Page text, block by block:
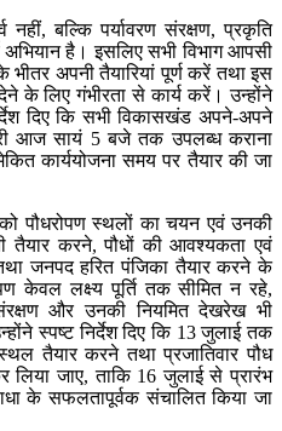
बल्कि पर्यावरण संरक्षण, प्रकृति
अभियान है। इसलिए सभी विभाग आपसी
भीतर अपनी तैयारियां पूर्ण करें तथा इस
के लिए गंभीरता से कार्य करें। उन्होंने
दिए कि सभी विकासखंड अपने-अपने
आज सायं 5 बजे तक उपलब्ध कराना
कार्ययोजना समय पर तैयार की जा
को पौधरोपण स्थलों का चयन एवं उनकी
तैयार करने, पौधों की आवश्यकता एवं
जनपद हरित पंजिका तैयार करने के
केवल लक्ष्य पूर्ति तक सीमित न रहे,
और उनकी नियमित देखरेख भी
स्पष्ट निर्देश दिए कि 13 जुलाई तक
तैयार करने तथा प्रजातिवार पौध
लिया जाए, ताकि 16 जुलाई से प्रारंभ
के सफलतापूर्वक संचालित किया जा